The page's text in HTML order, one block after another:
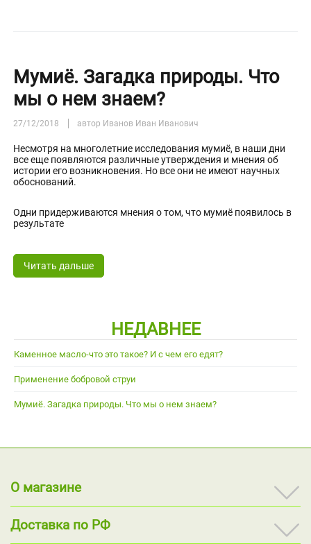
Мумиё. Загадка природы. Что
мы о нем знаем?
27/12/2018 автор Иванов Иван Иванович
Несмотря на многолетние исследования мумиё, в наши дни
все еще появляются различные утверждения и мнения об
истории его возникновения. Но все они не имеют научных
обоснований.
Одни придерживаются мнения о том, что мумиё появилось в
результате
Читать дальше
НЕДАВНЕЕ
Каменное масло-что это такое? И с чем его едят?
Применение бобровой струи
Мумиё. Загадка природы. Что мы о нем знаем?
О магазине
Доставка по РФ